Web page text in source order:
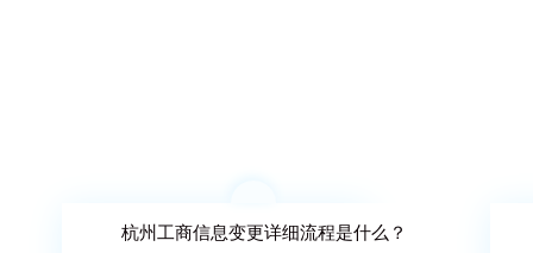
杭州工商信息变更详细流程是什么？